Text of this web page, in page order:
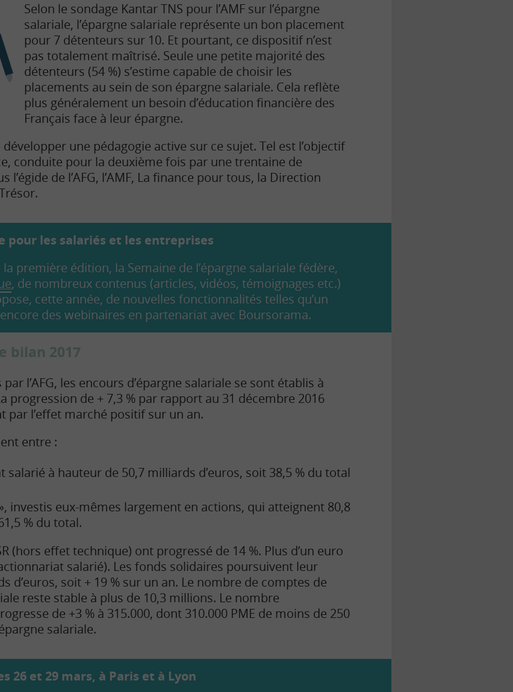
Selon le sondage Kantar TNS pour l’AMF sur l’épargne
salariale, l’épargne salariale représente un bon placement
pour 7 détenteurs sur 10. Et pourtant, ce dispositif n’est
pas totalement maîtrisé. Seule une petite majorité des
détenteurs (54 %) s’estime capable de choisir les
placements au sein de son épargne salariale. Cela reflète
plus généralement un besoin d’éducation financière des
Français face à leur épargne.
une pédagogie active sur ce sujet. Tel est l’objectif
conduite pour la deuxième fois par une trentaine de
l’égide de l’AFG, l’AMF, La finance pour tous, la Direction
pour les salariés et les entreprises
première édition, la Semaine de l’épargne salariale fédère,
, de nombreux contenus (articles, vidéos, témoignages etc.)
cette année, de nouvelles fonctionnalités telles qu’un
des webinaires en partenariat avec Boursorama.
bilan 2017
l’AFG, les encours d’épargne salariale se sont établis à
progression de + 7,3 % par rapport au 31 décembre 2016
par l’effet marché positif sur un an.
entre :
salarié à hauteur de 50,7 milliards d’euros, soit 38,5 % du total
investis eux-mêmes largement en actions, qui atteignent 80,8
% du total.
(hors effet technique) ont progressé de 14 %. Plus d’un euro
salarié). Les fonds solidaires poursuivent leur
d’euros, soit + 19 % sur un an. Le nombre de comptes de
reste stable à plus de 10,3 millions. Le nombre
de +3 % à 315.000, dont 310.000 PME de moins de 250
salariale.
26 et 29 mars, à Paris et à Lyon